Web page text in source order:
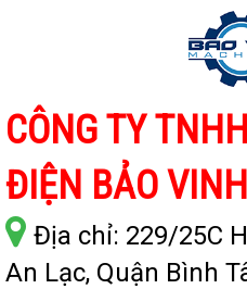
CÔNG TY
ĐIỆN BẢO VINH
Địa chỉ: 229/25C
An Lạc, Quận Bình